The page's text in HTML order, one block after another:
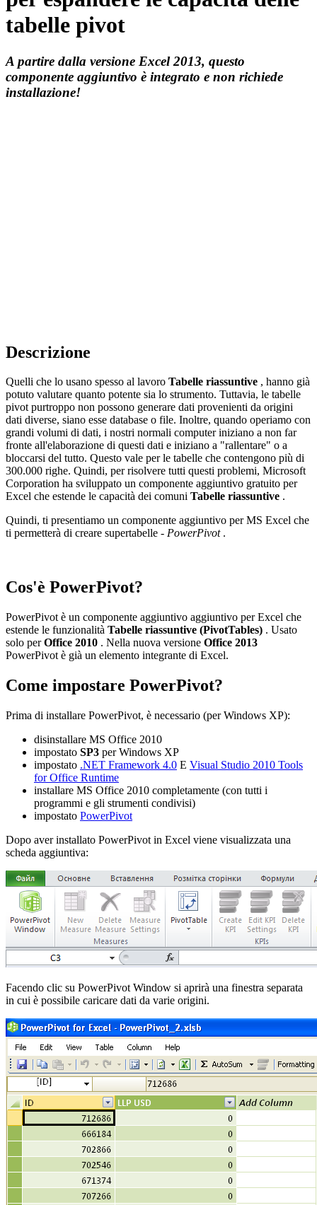
tabelle pivot
A partire dalla versione Excel 2013, questo
componente aggiuntivo è integrato e non richiede
installazione!
Descrizione
Quelli che lo usano spesso al lavoro Tabelle riassuntive , hanno già
potuto valutare quanto potente sia lo strumento. Tuttavia, le tabelle
pivot purtroppo non possono generare dati provenienti da origini
dati diverse, siano esse database o file. Inoltre, quando operiamo con
grandi volumi di dati, i nostri normali computer iniziano a non far
fronte all'elaborazione di questi dati e iniziano a "rallentare" o a
bloccarsi del tutto. Questo vale per le tabelle che contengono più di
300.000 righe. Quindi, per risolvere tutti questi problemi, Microsoft
Corporation ha sviluppato un componente aggiuntivo gratuito per
Excel che estende le capacità dei comuni Tabelle riassuntive .
Quindi, ti presentiamo un componente aggiuntivo per MS Excel che
ti permetterà di creare supertabelle - PowerPivot .
Cos'è PowerPivot?
PowerPivot è un componente aggiuntivo aggiuntivo per Excel che
estende le funzionalità Tabelle riassuntive (PivotTables) . Usato
solo perOffice 2010 . Nella nuova versione Office 2013
PowerPivot è già un elemento integrante di Excel.
Come impostare PowerPivot?
Prima di installare PowerPivot, è necessario (per Windows XP):
disinstallare MS Office 2010
impostato SP3 per Windows XP
impostato .NET Framework 4.0 E Visual Studio 2010 Tools
for Office Runtime
installare MS Office 2010 completamente (con tutti i
programmi e gli strumenti condivisi)
impostato PowerPivot
Dopo aver installato PowerPivot in Excel viene visualizzata una
scheda aggiuntiva:
Facendo clic su PowerPivot Window si aprirà una finestra separata
in cui è possibile caricare dati da varie origini.